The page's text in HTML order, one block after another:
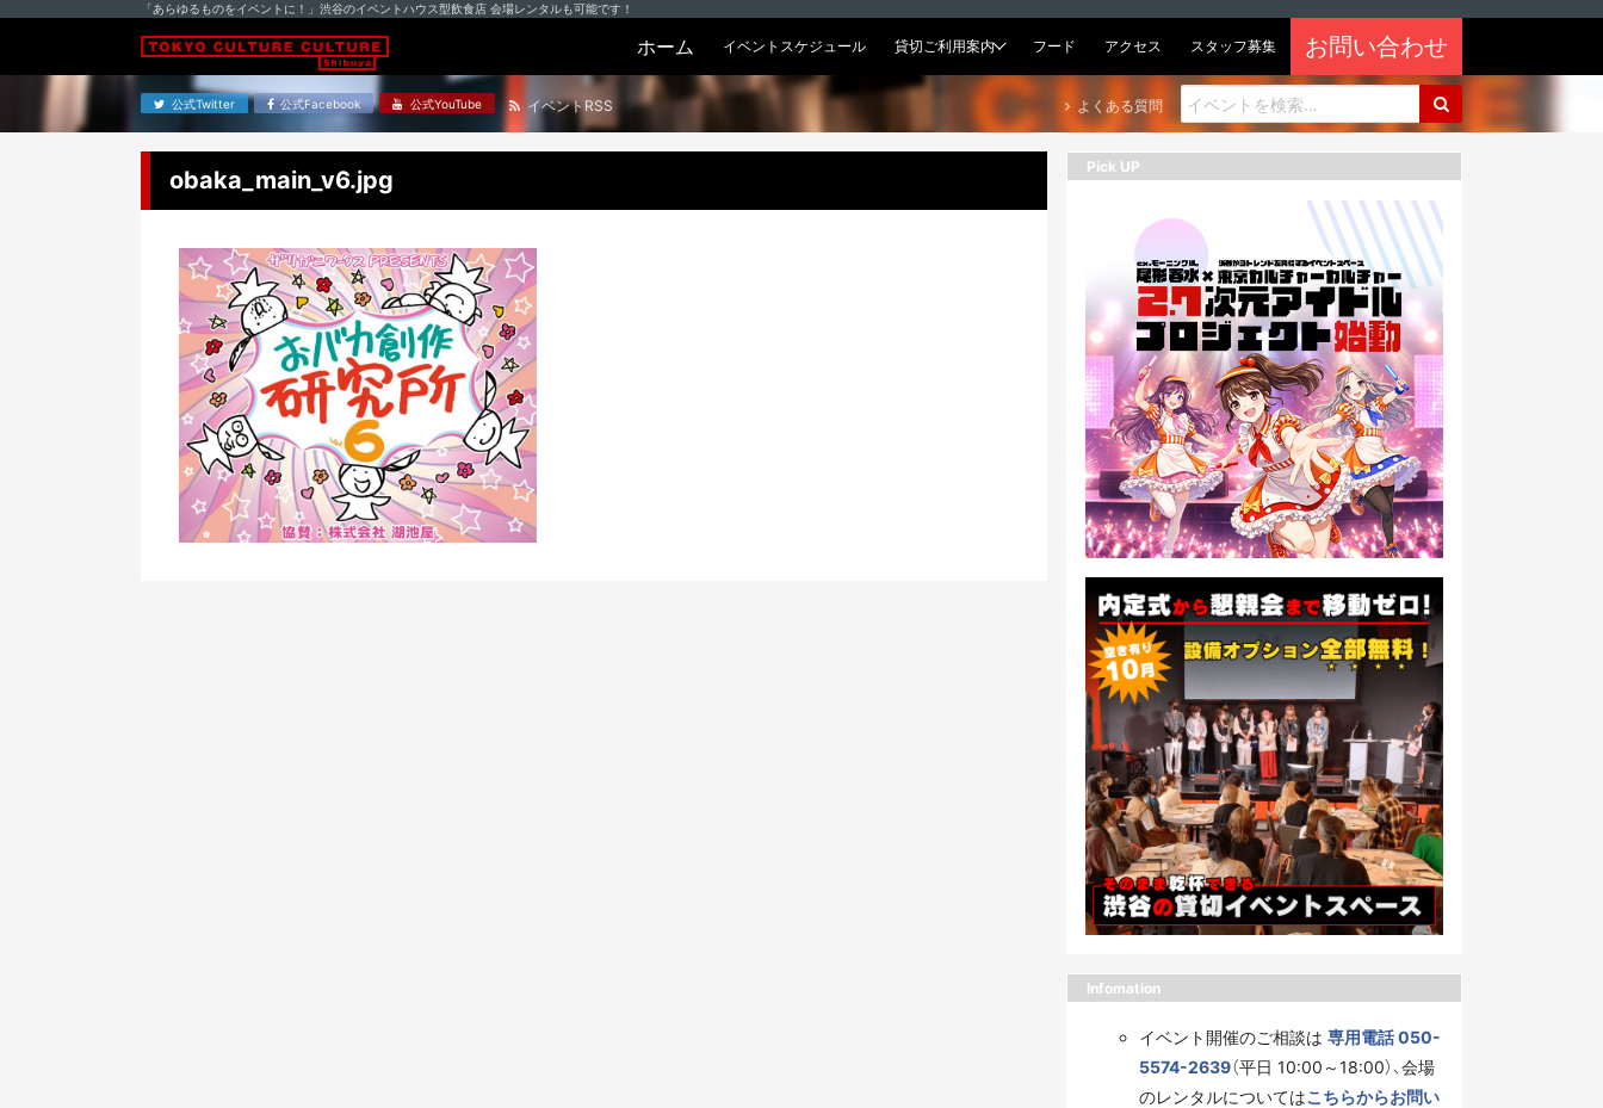
「あらゆるものをイベントに！」渋谷のイベントハウス型飲食店 会場レンタルも可能です！
ホーム イベントスケジュール 貸切ご利用案内 フード アクセス スタッフ募集 お問い合わせ
公式Twitter 公式Facebook 公式YouTube イベントRSS よくある質問
obaka_main_v6.jpg Pick UP
Infomation
イベント開催のご相談は 専用電話 050-
5574-2639（平日 10:00～18:00）、会場
のレンタルについてはこちらからお問い